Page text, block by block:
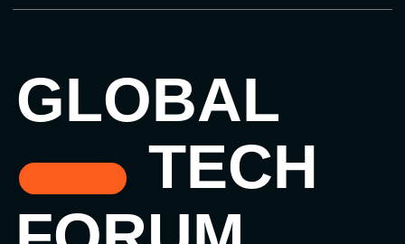
GLOBAL
TECH
FORUM
Цифровая трансформация
и автоматизация бизнеса